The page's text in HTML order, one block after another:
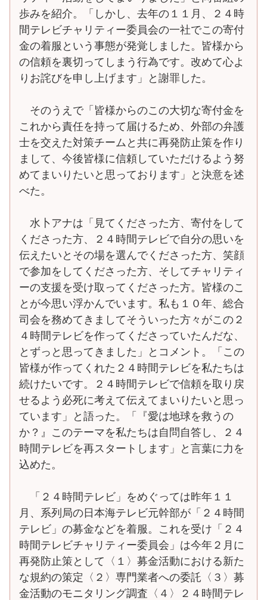
歩みを紹介。「しかし、去年の１１月、２４時
間テレビチャリティー委員会の一社でこの寄付
金の着服という事態が発覚しました。皆様から
の信頼を裏切ってしまう行為です。改めて心よ
りお詫びを申し上げます」と謝罪した。
そのうえで「皆様からのこの大切な寄付金を
これから責任を持って届けるため、外部の弁護
士を交えた対策チームと共に再発防止策を作り
まして、今後皆様に信頼していただけるよう努
めてまいりたいと思っております」と決意を述
べた。
水卜アナは「見てくださった方、寄付をして
くださった方、２４時間テレビで自分の思いを
伝えたいとその場を選んでくださった方、笑顔
で参加をしてくださった方、そしてチャリティ
ーの支援を受け取ってくださった方。皆様のこ
とが今思い浮かんでいます。私も１０年、総合
司会を務めてきましてそういった方々がこの２
４時間テレビを作ってくださっていたんだな、
とずっと思ってきました」とコメント。「この
皆様が作ってくれた２４時間テレビを私たちは
続けたいです。２４時間テレビで信頼を取り戻
せるよう必死に考えて伝えてまいりたいと思っ
ています」と語った。「『愛は地球を救うの
か？』このテーマを私たちは自問自答し、２４
時間テレビを再スタートします」と言葉に力を
込めた。
「２４時間テレビ」をめぐっては昨年１１
月、系列局の日本海テレビ元幹部が「２４時間
テレビ」の募金などを着服。これを受け「２４
時間テレビチャリティー委員会」は今年２月に
再発防止策として〈１〉募金活動における新た
な規約の策定〈２〉専門業者への委託〈３〉募
金活動のモニタリング調査〈４〉２４時間テレ